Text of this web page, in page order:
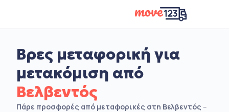
Βρες μεταφορική για
μετακόμιση από
Βελβεντός
Πάρε προσφορές από μεταφορικές στη Βελβεντός –